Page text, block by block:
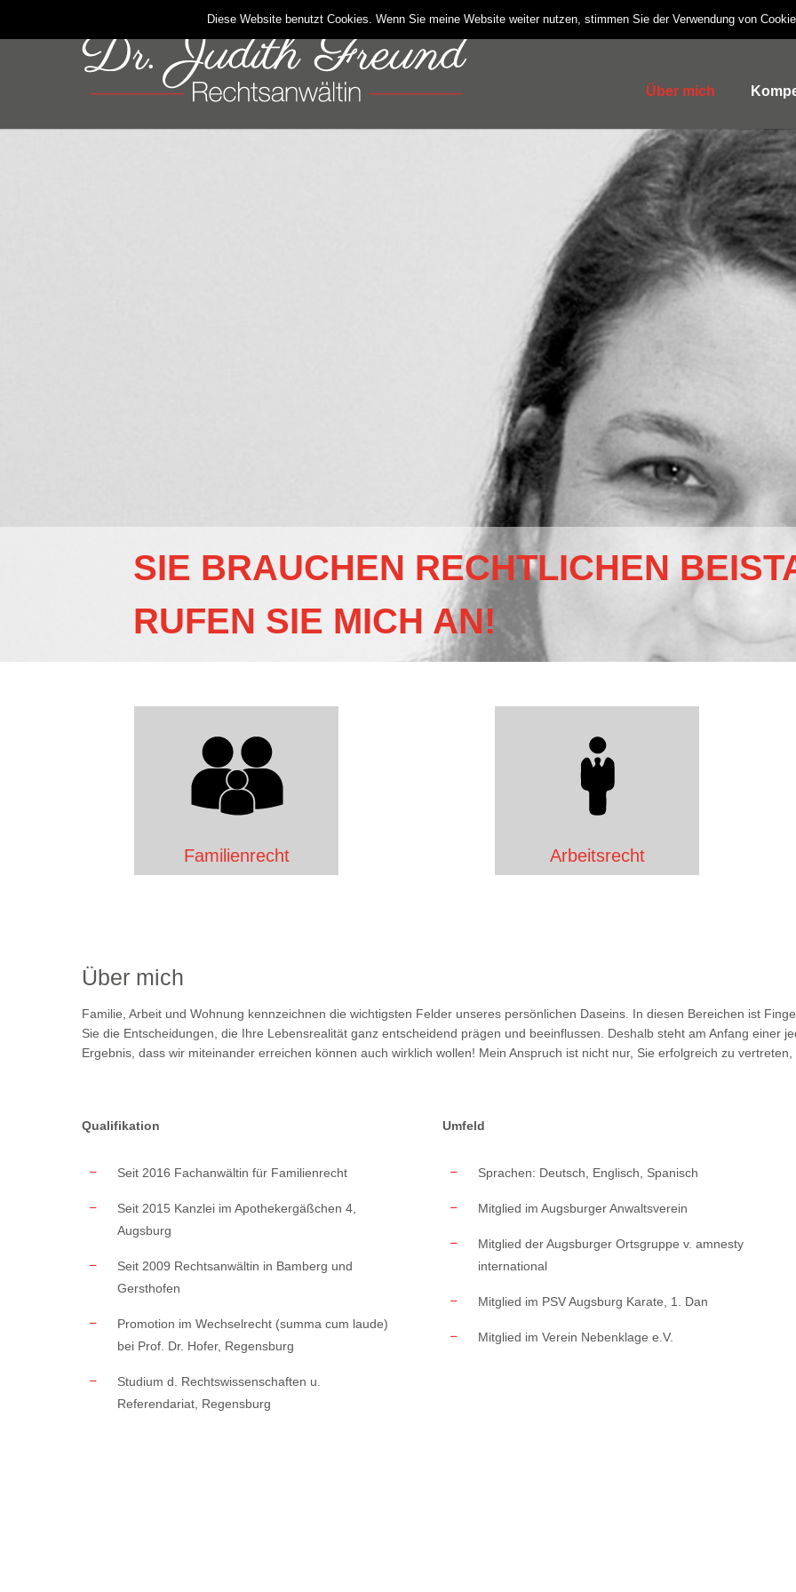
Über mich
SIE BRAUCHEN RECHTLICHEN
RUFEN SIE MICH AN!
Familienrecht Arbeitsrecht
Über mich
Familie, Arbeit und Wohnung kennzeichnen die wichtigsten Felder unseres persönlichen Daseins. In diesen Bereichen ist
Sie die Entscheidungen, die Ihre Lebensrealität ganz entscheidend prägen und beeinflussen. Deshalb steht am Anfang einer
Ergebnis, dass wir miteinander erreichen können auch wirklich wollen! Mein Anspruch ist nicht nur, Sie erfolgreich zu
Qualifikation
Seit 2016 Fachanwältin für Familienrecht
Seit 2015 Kanzlei im Apothekergäßchen 4,
Augsburg
Seit 2009 Rechtsanwältin in Bamberg und
Gersthofen
Promotion im Wechselrecht (summa cum laude)
bei Prof. Dr. Hofer, Regensburg
Studium d. Rechtswissenschaften u.
Referendariat, Regensburg
Umfeld
Sprachen: Deutsch, Englisch, Spanisch
Mitglied im Augsburger Anwaltsverein
Mitglied der Augsburger Ortsgruppe v. amnesty
international
Mitglied im PSV Augsburg Karate, 1. Dan
Mitglied im Verein Nebenklage e.V.
Diese Website benutzt Cookies. Wenn Sie meine Website weiter nutzen, stimmen Sie der Verwendung von